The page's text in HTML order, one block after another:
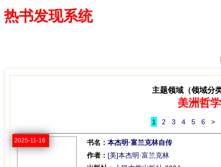
热书发现系统
主题领域（领域分
美洲哲学
1 2 3 4 5 6 >
2025-11-16 书名： 本杰明·富兰克林自传
作者： [美]本杰明·富兰克林